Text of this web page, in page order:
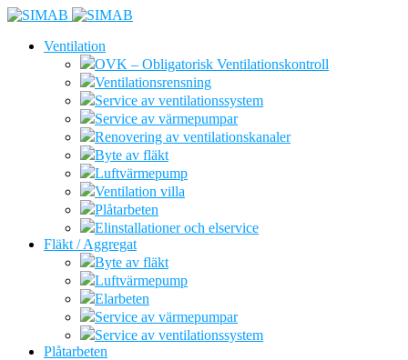
Ventilation
OVK – Obligatorisk Ventilationskontroll
Ventilationsrensning
Service av ventilationssystem
Service av värmepumpar
Renovering av ventilationskanaler
Byte av fläkt
Luftvärmepump
Ventilation villa
Plåtarbeten
Elinstallationer och elservice
Fläkt / Aggregat
Byte av fläkt
Luftvärmepump
Elarbeten
Service av värmepumpar
Service av ventilationssystem
Plåtarbeten